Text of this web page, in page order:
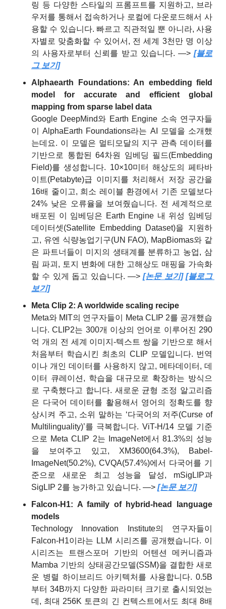
링 등 다양한 스타일의 프롬프트를 지원하고, 브라
우저를 통해서 접속하거나 로컬에 다운로드해서 사
용할 수 있습니다. 빠르고 직관적일 뿐 아니라, 사용
자별로 맞춤화할 수 있어서, 전 세계 3천만 명 이상
의 사용자로부터 신뢰를 받고 있습니다. —> [블로
그 보기]
Alphaearth Foundations: An embedding field
model for accurate and efficient global
mapping from sparse label data
Google DeepMind와 Earth Engine 소속 연구자들
이 AlphaEarth Foundations라는 AI 모델을 소개했
는데요. 이 모델은 멀티모달의 지구 관측 데이터를
기반으로 통합된 64차원 임베딩 필드(Embedding
Field)를 생성합니다. 10×10미터 해상도의 페타바
이트(Petabyte)급 이미지를 처리해서 저장 공간을
16배 줄이고, 희소 레이블 환경에서 기존 모델보다
24% 낮은 오류율을 보여줬습니다. 전 세계적으로
배포된 이 임베딩은 Earth Engine 내 위성 임베딩
데이터셋(Satellite Embedding Dataset)을 지원하
고, 유엔 식량농업기구(UN FAO), MapBiomas와 같
은 파트너들이 미지의 생태계를 분류하고 농업, 삼
림 파괴, 토지 변화에 대한 고해상도 매핑을 가속화
할 수 있게 돕고 있습니다. —> [논문 보기] [블로그
보기]
Meta Clip 2: A worldwide scaling recipe
Meta와 MIT의 연구자들이 Meta CLIP 2를 공개했습
니다. CLIP2는 300개 이상의 언어로 이루어진 290
억 개의 전 세계 이미지-텍스트 쌍을 기반으로 해서
처음부터 학습시킨 최초의 CLIP 모델입니다. 번역
이나 개인 데이터를 사용하지 않고, 메타데이터, 데
이터 큐레이션, 학습을 대규모로 확장하는 방식으
로 구축했다고 합니다. 새로운 균형 조정 알고리즘
은 다국어 데이터를 활용해서 영어의 정확도를 향
상시켜 주고, 소위 말하는 ‘다국어의 저주(Curse of
Multilinguality)’를 극복합니다. ViT-H/14 모델 기준
으로 Meta CLIP 2는 ImageNet에서 81.3%의 성능
을 보여주고 있고, XM3600(64.3%), Babel-
ImageNet(50.2%), CVQA(57.4%)에서 다국어를 기
준으로 새로운 최고 성능을 달성, mSigLIP과
SigLIP 2를 능가하고 있습니다. —> [논문 보기]
Falcon-H1: A family of hybrid-head language
models
Technology Innovation Institute의 연구자들이
Falcon-H1이라는 LLM 시리즈를 공개했습니다. 이
시리즈는 트랜스포머 기반의 어텐션 메커니즘과
Mamba 기반의 상태공간모델(SSM)을 결합한 새로
운 병렬 하이브리드 아키텍처를 사용합니다. 0.5B
부터 34B까지 다양한 파라미터 크기로 출시되었는
데, 최대 256K 토큰의 긴 컨텍스트에서도 최대 8배